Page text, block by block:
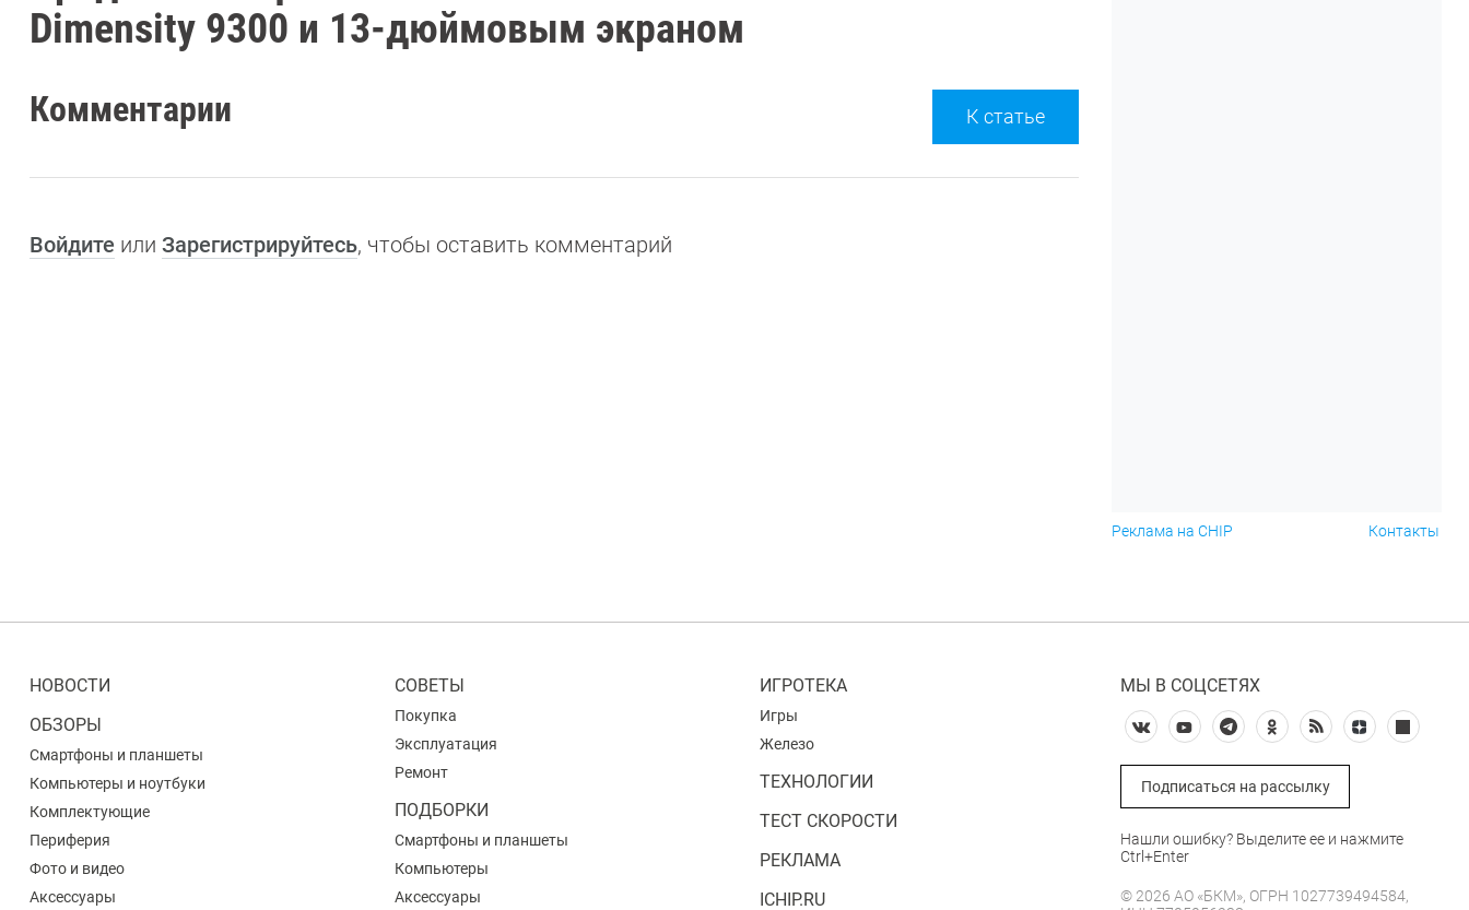
Dimensity 9300 и 13-дюймовым экраном
Комментарии К статье
Войдите или Зарегистрируйтесь, чтобы оставить комментарий
Реклама на CHIP Контакты
НОВОСТИ
ОБЗОРЫ
Смартфоны и планшеты
Компьютеры и ноутбуки
Комплектующие
Периферия
Фото и видео
Аксессуары
СОВЕТЫ
Покупка
Эксплуатация
Ремонт
ПОДБОРКИ
Смартфоны и планшеты
Компьютеры
Аксессуары
ИГРОТЕКА
Игры
Железо
ТЕХНОЛОГИИ
ТЕСТ СКОРОСТИ
РЕКЛАМА
ICHIP.RU
МЫ В СОЦСЕТЯХ
Подписаться на рассылку
Нашли ошибку? Выделите ее и нажмите
Ctrl+Enter
© 2026 АО «БКМ», ОГРН 1027739494584,